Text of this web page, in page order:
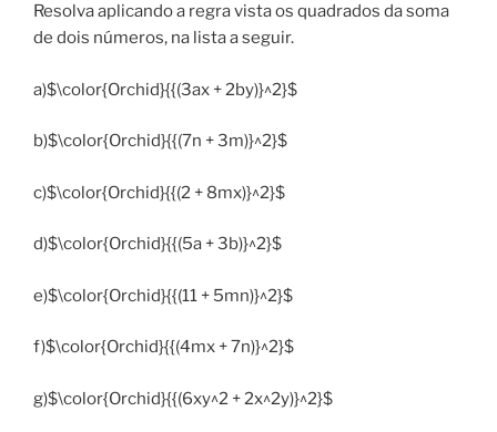
Resolva aplicando a regra vista os quadrados da soma
de dois números, na lista a seguir.
a)$\color{Orchid}{{(3ax + 2by)}^2}$
b)$\color{Orchid}{{(7n + 3m)}^2}$
c)$\color{Orchid}{{(2 + 8mx)}^2}$
d)$\color{Orchid}{{(5a + 3b)}^2}$
e)$\color{Orchid}{{(11 + 5mn)}^2}$
f)$\color{Orchid}{{(4mx + 7n)}^2}$
g)$\color{Orchid}{{(6xy^2 + 2x^2y)}^2}$